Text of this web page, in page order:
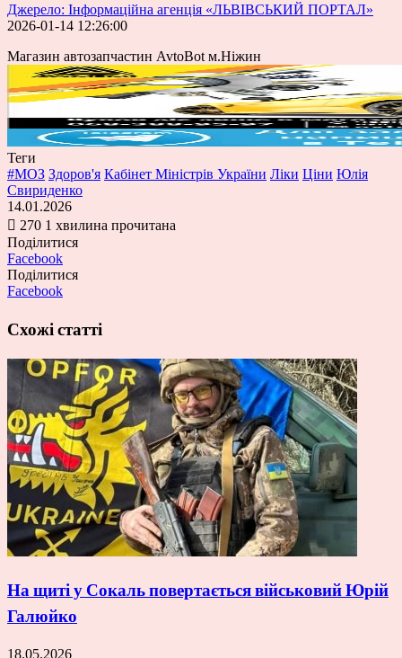
Джерело: Інформаційна агенція «ЛЬВІВСЬКИЙ ПОРТАЛ»
2026-01-14 12:26:00
Магазин автозапчастин AvtoBot м.Ніжин
Теги
#МОЗ Здоров'я Кабінет Міністрів України Ліки Ціни Юлія
Свириденко
14.01.2026
270 1 хвилина прочитана
Поділитися
Facebook
Поділитися
Facebook
Схожі статті
На щиті у Сокаль повертається військовий Юрій
Галюйко
18.05.2026